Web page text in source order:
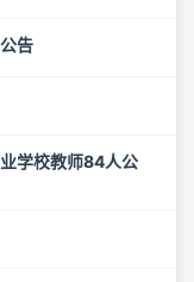
告
学校教师84人公